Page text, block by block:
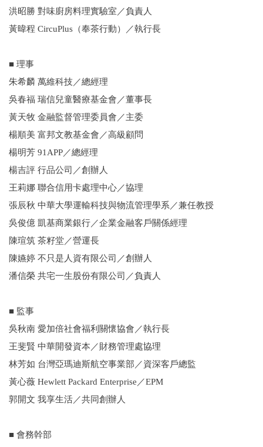
洪昭勝 對味廚房料理實驗室／負責人
黃暐程 CircuPlus（奉茶行動）／執行長
■ 理事
朱希麟 萬維科技／總經理
吳春福 瑞信兒童醫療基金會／董事長
黃天牧 金融監督管理委員會／主委
楊順美 富邦文教基金會／高級顧問
楊明芳 91APP／總經理
楊吉評 行品公司／創辦人
王莉娜 聯合信用卡處理中心／協理
張辰秋 中華大學運輸科技與物流管理學系／兼任教授
吳俊億 凱基商業銀行／企業金融客戶關係經理
陳瑄筑 茶籽堂／營運長
陳嬿婷 不只是人資有限公司／創辦人
潘信榮 共宅一生股份有限公司／負責人
■ 監事
吳秋南 愛加倍社會福利關懷協會／執行長
王斐賢 中華開發資本／財務管理處協理
林芳如 台灣亞瑪迪斯航空事業部／資深客戶總監
黃心薇 Hewlett Packard Enterprise／EPM
郭開文 我享生活／共同創辦人
■ 會務幹部